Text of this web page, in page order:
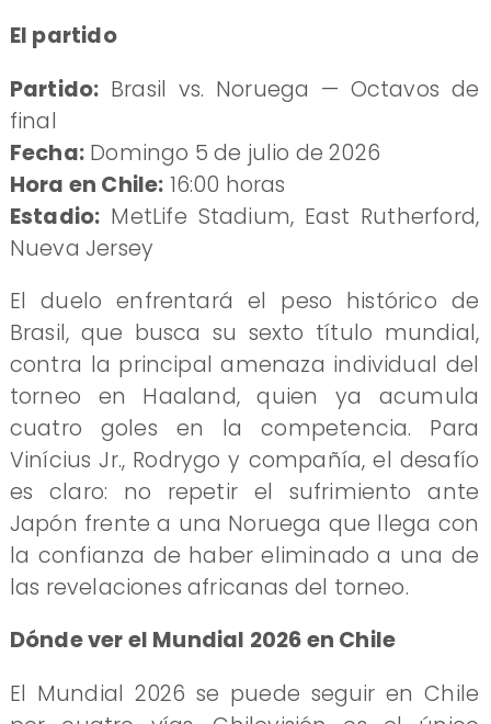
El partido
Partido: Brasil vs. Noruega — Octavos de
final
Fecha: Domingo 5 de julio de 2026
Hora en Chile: 16:00 horas
Estadio: MetLife Stadium, East Rutherford,
Nueva Jersey
El duelo enfrentará el peso histórico de
Brasil, que busca su sexto título mundial,
contra la principal amenaza individual del
torneo en Haaland, quien ya acumula
cuatro goles en la competencia. Para
Vinícius Jr., Rodrygo y compañía, el desafío
es claro: no repetir el sufrimiento ante
Japón frente a una Noruega que llega con
la confianza de haber eliminado a una de
las revelaciones africanas del torneo.
Dónde ver el Mundial 2026 en Chile
El Mundial 2026 se puede seguir en Chile